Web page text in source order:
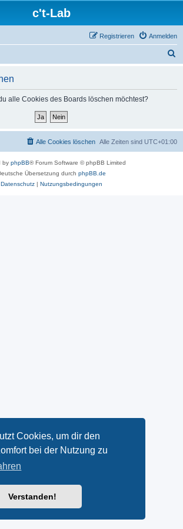
Cookies, um dir den
bei der Nutzung zu
Verstanden!
c't-Lab
Anmelden
Registrieren
alle Cookies des Boards löschen möchtest?
Alle Zeiten sind UTC+01:00
Alle Cookies löschen
by phpBB® Forum Software © phpBB Limited
Übersetzung durch phpBB.de
Datenschutz| Nutzungsbedingungen